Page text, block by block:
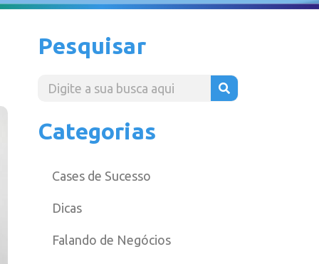
Pesquisar
Categorias
Cases de Sucesso
Dicas
Falando de Negócios